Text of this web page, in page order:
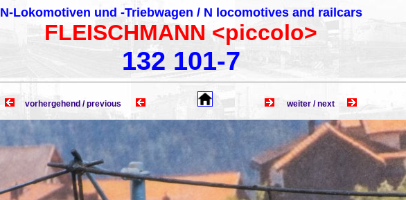
N-Lokomotiven und -Triebwagen / N locomotives and railcars
FLEISCHMANN <piccolo>
132 101-7
vorhergehend / previous weiter / next